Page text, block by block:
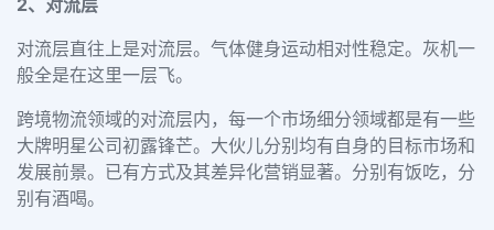
2、对流层
对流层直往上是对流层。气体健身运动相对性稳定。灰机一
般全是在这里一层飞。
跨境物流领域的对流层内，每一个市场细分领域都是有一些
大牌明星公司初露锋芒。大伙儿分别均有自身的目标市场和
发展前景。已有方式及其差异化营销显著。分别有饭吃，分
别有酒喝。